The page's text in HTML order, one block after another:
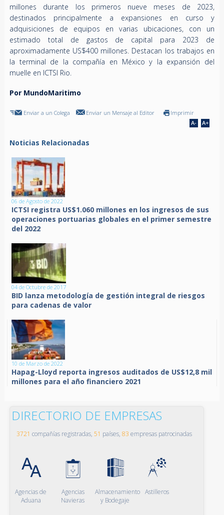
millones durante los primeros nueve meses de 2023,
destinados principalmente a expansiones en curso y
adquisiciones de equipos en varias ubicaciones, con un
estimado total de gastos de capital para 2023 de
aproximadamente US$400 millones. Destacan los trabajos en
la terminal de la compañía en México y la expansión del
muelle en ICTSI Rio.
Por MundoMaritimo
Enviar a un Colega Enviar un Mensaje al Editor Imprimir
Noticias Relacionadas
06 de Agosto de 2022
ICTSI registra US$1.060 millones en los ingresos de sus
operaciones portuarias globales en el primer semestre
del 2022
04 de Octubre de 2017
BID lanza metodología de gestión integral de riesgos
para cadenas de valor
10 de Marzo de 2022
Hapag-Lloyd reporta ingresos auditados de US$12,8 mil
millones para el año financiero 2021
DIRECTORIO DE EMPRESAS
3721 compañías registradas, 51 países, 83 empresas patrocinadas
Agencias de
Aduana
Agencias
Navieras
Almacenamiento
y Bodegaje
Astilleros